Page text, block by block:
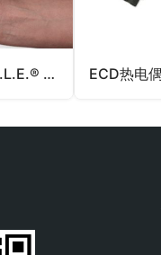
ECD测温仪 MEGAM.O.L.E.® 20